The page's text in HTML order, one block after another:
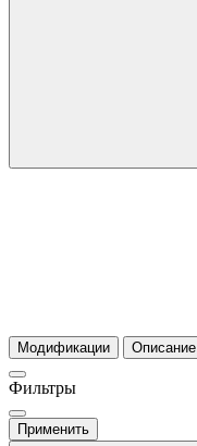
Модификации Описание
Фильтры
Применить